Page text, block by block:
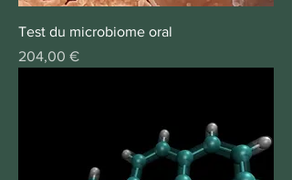
Test du microbiome oral
Prix
204,00 €